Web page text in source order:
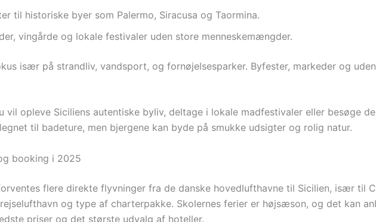
til historiske byer som Palermo, Siracusa og Taormina.
vingårde og lokale festivaler uden store menneskemængder.
især på strandliv, vandsport, og fornøjelsesparker. Byfester, markeder og
vil opleve Siciliens autentiske byliv, deltage i lokale madfestivaler eller besøge
til badeture, men bjergene kan byde på smukke udsigter og rolig natur.
booking i 2025
flere direkte flyvninger fra de danske hovedlufthavne til Sicilien, især til
og type af charterpakke. Skolernes ferier er højsæson, og det kan
priser og det største udvalg af hoteller.